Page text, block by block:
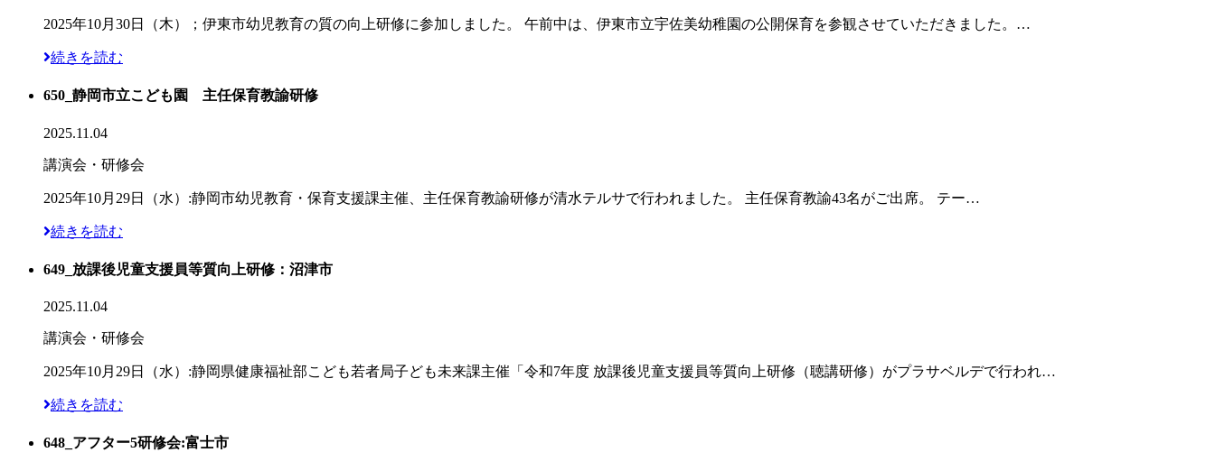
2025年10月30日（木）；伊東市幼児教育の質の向上研修に参加しました。 午前中は、伊東市立宇佐美幼稚園の公開保育を参観させていただきました。…
続きを読む
650_静岡市立こども園 主任保育教諭研修
2025.11.04
講演会・研修会
2025年10月29日（水）:静岡市幼児教育・保育支援課主催、主任保育教諭研修が清水テルサで行われました。 主任保育教諭43名がご出席。 テー…
続きを読む
649_放課後児童支援員等質向上研修：沼津市
2025.11.04
講演会・研修会
2025年10月29日（水）:静岡県健康福祉部こども若者局子ども未来課主催「令和7年度 放課後児童支援員等質向上研修（聴講研修）がプラサベルデで行われ…
続きを読む
648_アフター5研修会:富士市